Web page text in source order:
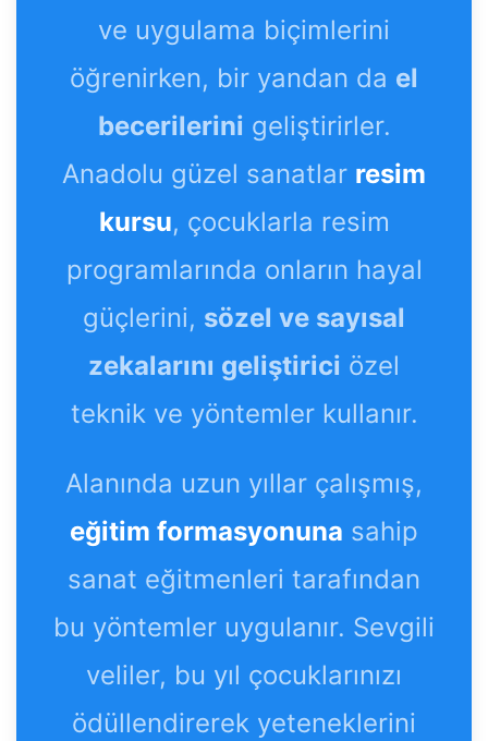
ve uygulama biçimlerini
öğrenirken, bir yandan da el
becerilerini geliştirirler.
Anadolu güzel sanatlar resim
kursu, çocuklarla resim
programlarında onların hayal
güçlerini, sözel ve sayısal
zekalarını geliştirici özel
teknik ve yöntemler kullanır.
Alanında uzun yıllar çalışmış,
eğitim formasyonuna sahip
sanat eğitmenleri tarafından
bu yöntemler uygulanır. Sevgili
veliler, bu yıl çocuklarınızı
ödüllendirerek yeteneklerini